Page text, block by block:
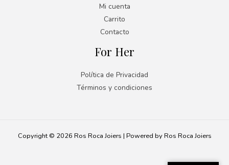
Mi cuenta
Carrito
Contacto
For Her
Política de Privacidad
Términos y condiciones
Copyright © 2026 Ros Roca Joiers | Powered by Ros Roca Joiers